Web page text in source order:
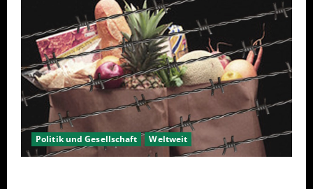
Politik und Gesellschaft Weltweit